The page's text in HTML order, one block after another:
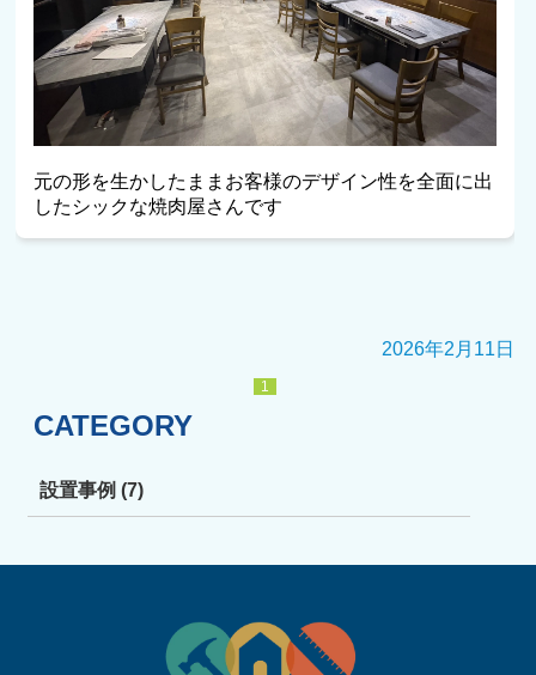
元の形を生かしたままお客様のデザイン性を全面に出
したシックな焼肉屋さんです
2026年2月11日
1
CATEGORY
設置事例 (7)